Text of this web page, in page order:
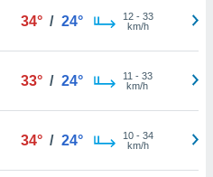
34° / 24° 12- 33
km/h
33° / 24° 11 - 33
km/h
34° / 24° 10- 34
km/h